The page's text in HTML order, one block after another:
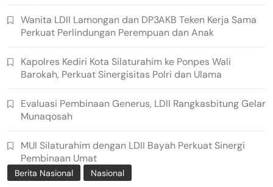
Berita Nasional Nasional
Wanita LDII Lamongan dan DP3AKB Teken Kerja Sama
Perkuat Perlindungan Perempuan dan Anak
Kapolres Kediri Kota Silaturahim ke Ponpes Wali
Barokah, Perkuat Sinergisitas Polri dan Ulama
Evaluasi Pembinaan Generus, LDII Rangkasbitung Gelar
Munaqosah
MUI Silaturahim dengan LDII Bayah Perkuat Sinergi
Pembinaan Umat